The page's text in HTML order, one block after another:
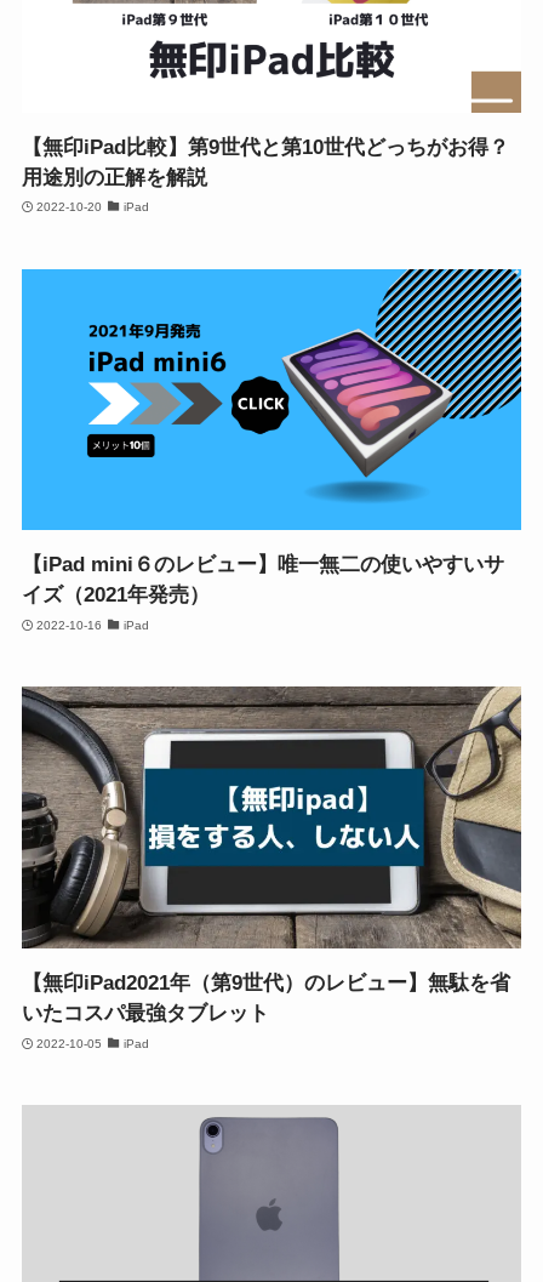
【無印iPad比較】第9世代と第10世代どっちがお得？
用途別の正解を解説
2022-10-20 iPad
【iPad mini６のレビュー】唯一無二の使いやすいサ
イズ（2021年発売）
2022-10-16 iPad
【無印iPad2021年（第9世代）のレビュー】無駄を省
いたコスパ最強タブレット
2022-10-05 iPad